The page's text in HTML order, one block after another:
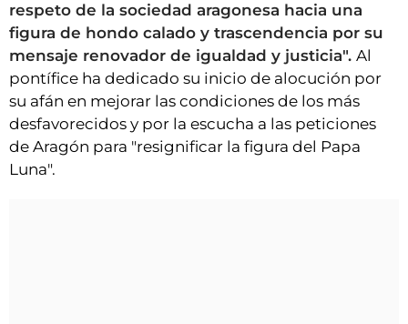
respeto de la sociedad aragonesa hacia una
figura de hondo calado y trascendencia por su
mensaje renovador de igualdad y justicia". Al
pontífice ha dedicado su inicio de alocución por
su afán en mejorar las condiciones de los más
desfavorecidos y por la escucha a las peticiones
de Aragón para "resignificar la figura del Papa
Luna".